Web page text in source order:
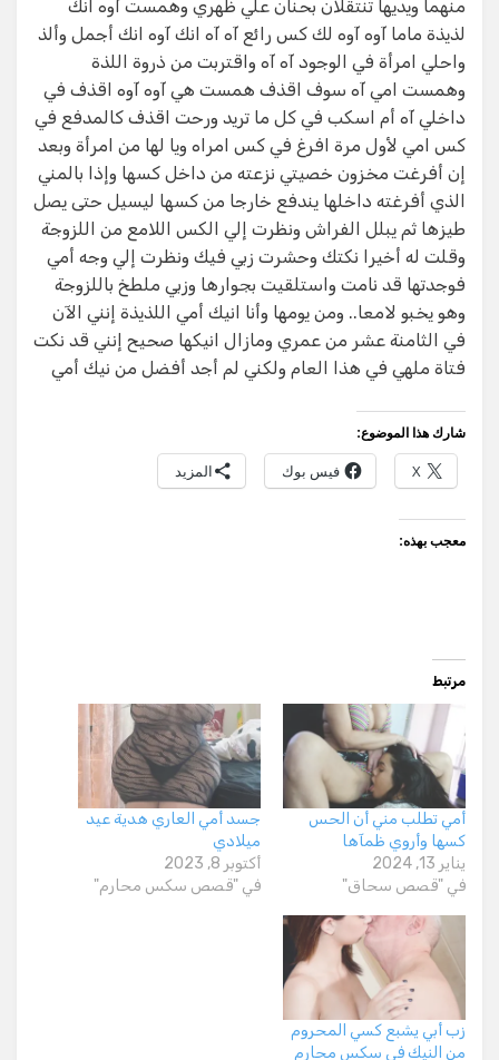
منهما ويديها تنتقلان بحنان علي ظهري وهمست آوه انك
لذيذة ماما آوه آوه لك كس رائع آه آه انك آوه انك أجمل وألذ
واحلي امرأة في الوجود آه آه واقتربت من ذروة اللذة
وهمست امي آه سوف اقذف همست هي آوه آوه اقذف في
داخلي آه أم اسكب في كل ما تريد ورحت اقذف كالمدفع في
كس امي لأول مرة افرغ في كس امراه ويا لها من امرأة وبعد
إن أفرغت مخزون خصيتي نزعته من داخل كسها وإذا بالمني
الذي أفرغته داخلها يندفع خارجا من كسها ليسيل حتى يصل
طيزها ثم يبلل الفراش ونظرت إلي الكس اللامع من اللزوجة
وقلت له أخيرا نكتك وحشرت زبي فيك ونظرت إلي وجه أمي
فوجدتها قد نامت واستلقيت بجوارها وزبي ملطخ باللزوجة
وهو يخبو لامعا.. ومن يومها وأنا انيك أمي اللذيذة إنني الآن
في الثامنة عشر من عمري ومازال انيكها صحيح إنني قد نكت
فتاة ملهي في هذا العام ولكني لم أجد أفضل من نيك أمي
شارك هذا الموضوع:
X فيس بوك المزيد
معجب بهذه:
مرتبط
أمي تطلب مني أن الحس
كسها وأروي ظمآها
يناير 13, 2024
في "قصص سحاق"
جسد أمي العاري هدية عيد
ميلادي
أكتوبر 8, 2023
في "قصص سكس محارم"
زب أبي يشبع كسي المحروم
من النيك في سكس محارم